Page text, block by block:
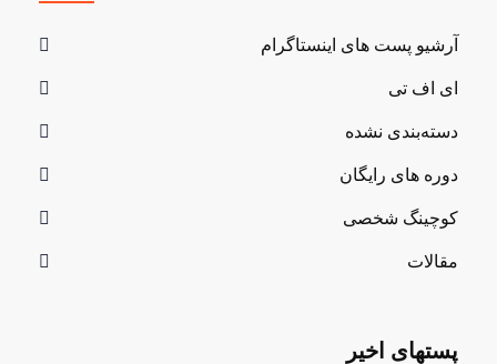
آرشیو پست های اینستاگرام
ای اف تی
دسته‌بندی نشده
دوره های رایگان
کوچینگ شخصی
مقالات
پستهای اخیر